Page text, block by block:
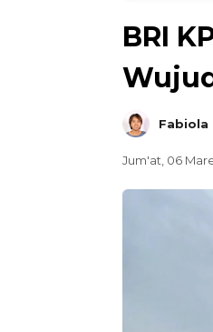
BRI
Fabiola
Jum'at, 06